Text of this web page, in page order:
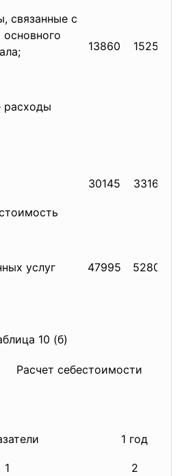
связанные с
расходы
13860
30145
15250
33160
услуг 47995 52800
10 (б)
Расчет себестоимости
1 год
1 2